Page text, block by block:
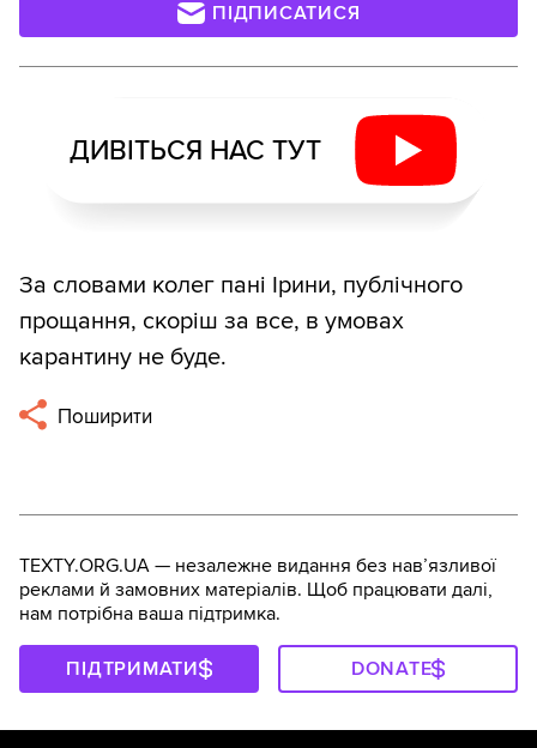
ПІДПИСАТИСЯ
ДИВІТЬСЯ НАС ТУТ
За словами колег пані Ірини, публічного
прощання, скоріш за все, в умовах
карантину не буде.
Поширити
TEXTY.ORG.UA — незалежне видання без навʼязливої
реклами й замовних матеріалів. Щоб працювати далі,
нам потрібна ваша підтримка.
ПІДТРИМАТИ DONATE